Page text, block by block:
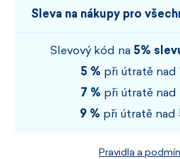
Sleva na nákupy pro
Slevový kód na 5%
5 % při útratě nad
7 % při útratě nad
9 % při útratě nad
Pravidla a